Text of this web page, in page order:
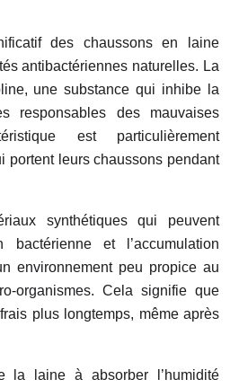
des chaussons en laine
antibactériennes naturelles. La
une substance qui inhibe la
responsables des mauvaises
est particulièrement
portent leurs chaussons pendant
synthétiques qui peuvent
bactérienne et l’accumulation
environnement peu propice au
organismes. Cela signifie que
plus longtemps, même après
la laine à absorber l’humidité